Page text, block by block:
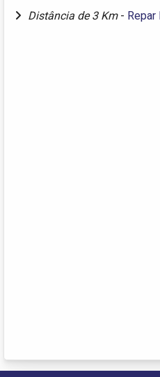
Distância de 3 Km - Repar